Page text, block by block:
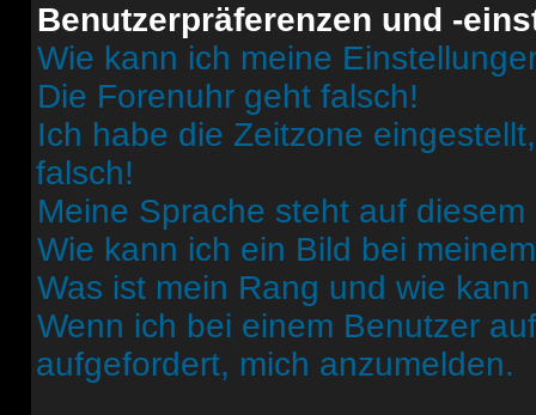
Benutzerpräferenzen und -
Wie kann ich meine
Die Forenuhr geht falsch!
Ich habe die Zeitzone
falsch!
Meine Sprache steht auf
Wie kann ich ein Bild bei
Was ist mein Rang und wie
Wenn ich bei einem Benutzer
aufgefordert, mich anzumelden.